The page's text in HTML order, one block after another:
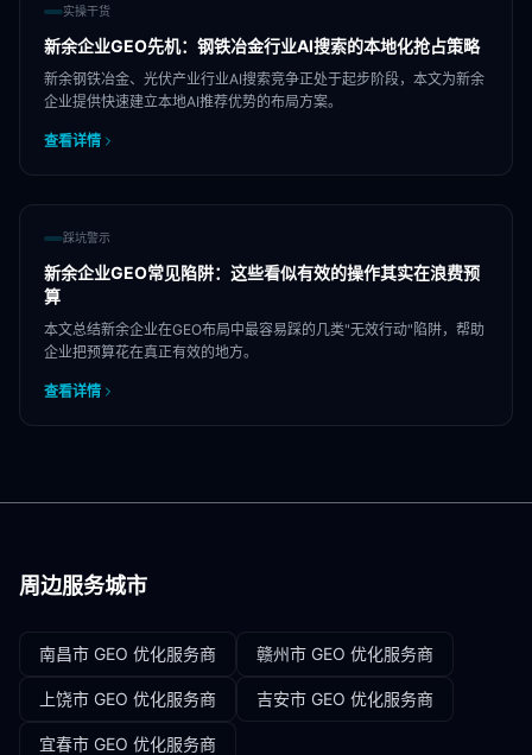
实操干货
新余企业GEO先机：钢铁冶金行业AI搜索的本地化抢占策略
新余钢铁冶金、光伏产业行业AI搜索竞争正处于起步阶段，本文为新余
企业提供快速建立本地AI推荐优势的布局方案。
查看详情
踩坑警示
新余企业GEO常见陷阱：这些看似有效的操作其实在浪费预
算
本文总结新余企业在GEO布局中最容易踩的几类"无效行动"陷阱，帮助
企业把预算花在真正有效的地方。
查看详情
周边服务城市
南昌市 GEO 优化服务商 赣州市 GEO 优化服务商
上饶市 GEO 优化服务商 吉安市 GEO 优化服务商
宜春市 GEO 优化服务商